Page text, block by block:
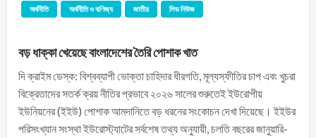
অর্থনীতি অর্থনীতি ও বাণিজ্য জাতীয় লিড নিউজ
বড় ধাক্কা খেয়েছে বাংলাদেশের তৈরি পোশাক খাত
দি ক্রাইম ডেস্ক: বিশ্বব্যাপী ভোক্তা চাহিদার ধীরগতি, মূল্যস্ফীতির চাপ এবং খুচরা
বিক্রেতাদের সতর্ক ক্রয় নীতির প্রভাবে ২০২৬ সালের শুরুতেই ইউরোপীয়
ইউনিয়নের (ইইউ) পোশাক আমদানিতে বড় ধরনের সংকোচন দেখা দিয়েছে। ইইউর
পরিসংখ্যান সংস্থা ইউরোস্ট্যাটের সর্বশেষ তথ্য অনুযায়ী, চলতি বছরের জানুয়ারি-